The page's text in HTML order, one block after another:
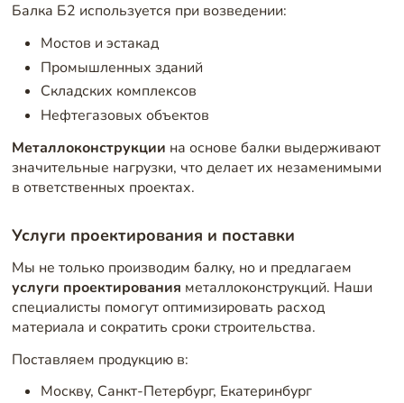
Балка Б2 используется при возведении:
Мостов и эстакад
Промышленных зданий
Складских комплексов
Нефтегазовых объектов
Металлоконструкции на основе балки выдерживают
значительные нагрузки, что делает их незаменимыми
в ответственных проектах.
Услуги проектирования и поставки
Мы не только производим балку, но и предлагаем
услуги проектирования металлоконструкций. Наши
специалисты помогут оптимизировать расход
материала и сократить сроки строительства.
Поставляем продукцию в:
Москву, Санкт-Петербург, Екатеринбург